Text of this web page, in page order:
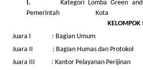
I. Kategori Lomba Green
Pemerintah Kota
KELOMPOK
Juara I : Bagian Umum
Juara II : Bagian Humas dan Protokol
Juara III : Kantor Pelayanan Perijinan